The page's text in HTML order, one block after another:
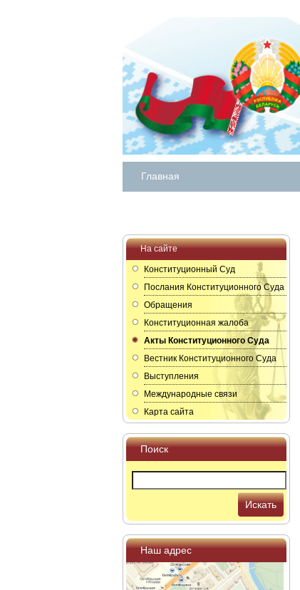
Главная
На сайте
Конституционный Суд
Послания Конституционного Суда
Обращения
Конституционная жалоба
Акты Конституционного Суда
Вестник Конституционного Суда
Выступления
Международные связи
Карта сайта
Поиск
Искать
Наш адрес